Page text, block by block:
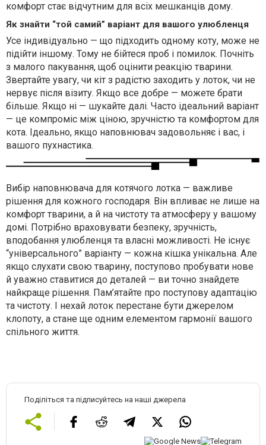
комфорт стає відчутним для всіх мешканців дому.
Як знайти “той самий” варіант для вашого улюбленця
Усе індивідуально — що підходить одному коту, може не
підійти іншому. Тому не бійтеся проб і помилок. Почніть
з малого пакування, щоб оцінити реакцію тварини.
Звертайте увагу, чи кіт з радістю заходить у лоток, чи не
нервує після візиту. Якщо все добре — можете брати
більше. Якщо ні — шукайте далі. Часто ідеальний варіант
— це компроміс між ціною, зручністю та комфортом для
кота. Ідеально, якщо наповнювач задовольняє і вас, і
вашого пухнастика.
Вибір наповнювача для котячого лотка — важливе
рішення для кожного господаря. Він впливає не лише на
комфорт тварини, а й на чистоту та атмосферу у вашому
домі. Потрібно враховувати безпеку, зручність,
вподобання улюбленця та власні можливості. Не існує
“універсального” варіанту — кожна кішка унікальна. Але
якщо слухати свою тварину, поступово пробувати нове
й уважно ставитися до деталей — ви точно знайдете
найкраще рішення. Пам’ятайте про поступову адаптацію
та чистоту. І нехай лоток перестане бути джерелом
клопоту, а стане ще одним елементом гармонії вашого
спільного життя.
Поділіться та підписуйтесь на наші джерела